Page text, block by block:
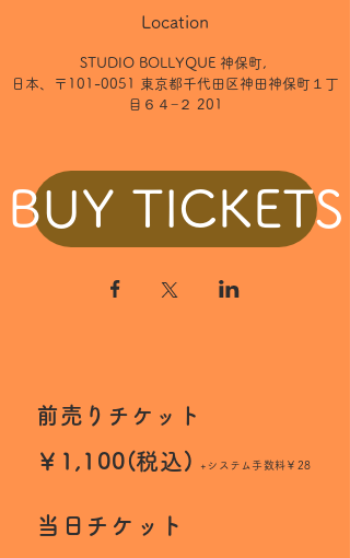
Location
STUDIO BOLLYQUE 神保町,
日本、〒101-0051 東京都千代田区神田神保町１丁
目６４−２ 201
BUY TICKETS
前売りチケット
￥1,100(税込)
+システム手数料￥28
当日チケット